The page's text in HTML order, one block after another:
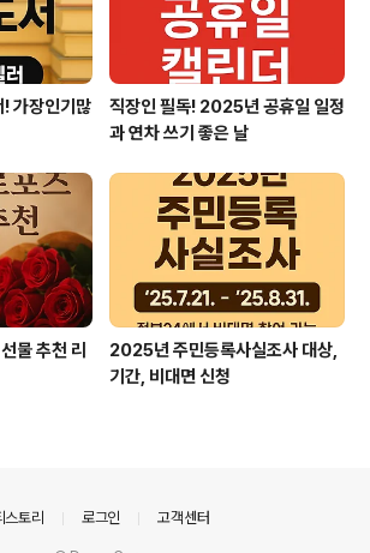
! 가장인기많
직장인 필독! 2025년 공휴일 일정
과 연차 쓰기 좋은 날
물 추천 리
2025년 주민등록사실조사 대상,
기간, 비대면 신청
스토리 로그인 고객센터